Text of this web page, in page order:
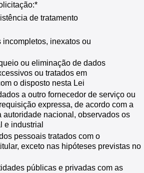
de tratamento
inexatos ou
ou eliminação de dados
ou tratados em
o disposto nesta Lei
a outro fornecedor de serviço ou
expressa, de acordo com a
autoridade nacional, observados os
e industrial
pessoais tratados com o
exceto nas hipóteses previstas no
públicas e privadas com as